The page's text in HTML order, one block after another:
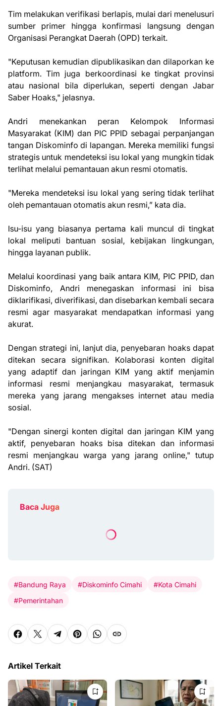
Tim melakukan verifikasi berlapis, mulai dari menelusuri
sumber primer hingga konfirmasi langsung dengan
Organisasi Perangkat Daerah (OPD) terkait.
"Keputusan kemudian dipublikasikan dan dilaporkan ke
platform. Tim juga berkoordinasi ke tingkat provinsi
atau nasional bila diperlukan, seperti dengan Jabar
Saber Hoaks," jelasnya.
Andri menekankan peran Kelompok Informasi
Masyarakat (KIM) dan PIC PPID sebagai perpanjangan
tangan Diskominfo di lapangan. Mereka memiliki fungsi
strategis untuk mendeteksi isu lokal yang mungkin tidak
terlihat melalui pemantauan akun resmi otomatis.
"Mereka mendeteksi isu lokal yang sering tidak terlihat
oleh pemantauan otomatis akun resmi,” kata dia.
Isu-isu yang biasanya pertama kali muncul di tingkat
lokal meliputi bantuan sosial, kebijakan lingkungan,
hingga layanan publik.
Melalui koordinasi yang baik antara KIM, PIC PPID, dan
Diskominfo, Andri menegaskan informasi ini bisa
diklarifikasi, diverifikasi, dan disebarkan kembali secara
resmi agar masyarakat mendapatkan informasi yang
akurat.
Dengan strategi ini, lanjut dia, penyebaran hoaks dapat
ditekan secara signifikan. Kolaborasi konten digital
yang adaptif dan jaringan KIM yang aktif menjamin
informasi resmi menjangkau masyarakat, termasuk
mereka yang jarang mengakses internet atau media
sosial.
"Dengan sinergi konten digital dan jaringan KIM yang
aktif, penyebaran hoaks bisa ditekan dan informasi
resmi menjangkau warga yang jarang online," tutup
Andri. (SAT)
Baca Juga
#Bandung Raya #Diskominfo Cimahi
#Kota Cimahi
#Pemerintahan
Artikel Terkait